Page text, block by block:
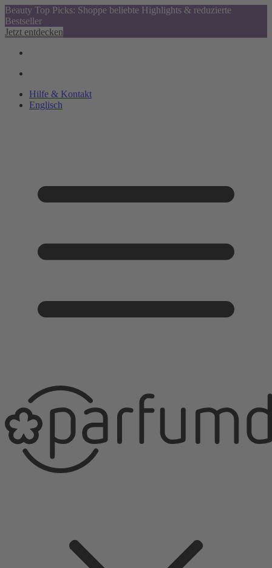
Beauty Top Picks: Shoppe beliebte Highlights & reduzierte
Bestseller
Jetzt entdecken
Hilfe & Kontakt
Englisch